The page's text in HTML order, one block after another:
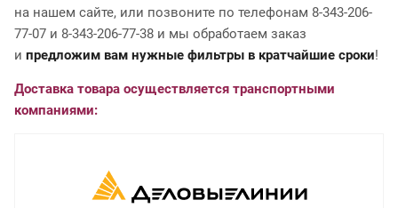
на нашем сайте, или позвоните по телефонам 8-343-206-
77-07 и 8-343-206-77-38 и мы обработаем заказ
и предложим вам нужные фильтры в кратчайшие сроки!
Доставка товара осуществляется транспортными
компаниями: